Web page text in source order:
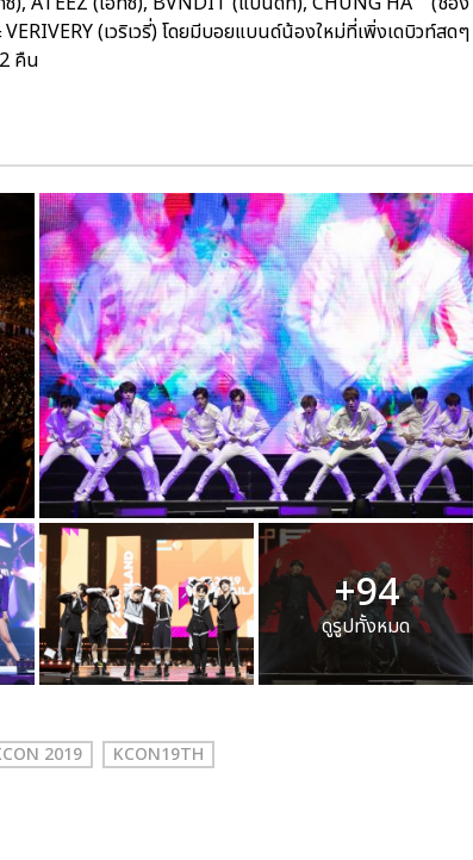
(เวริเวรี่) โดยมีบอยแบนด์น้องใหม่ที่เพิ่งเดบิวท์สดๆ
คืน
+94
ดูรูปทั้งหมด
2019 KCON19TH